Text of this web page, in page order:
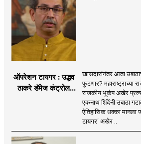
ऑपरेशन टायगर : उद्धव
ठाकरे डॅमेज कंट्रोल
शिंदेंकडे जाण्याच्या चर्चा
खासदारांनंतर आता
फुटणार? महाराष्ट्राच्या
राजकीय भूकंप अखेर
एकनाथ शिंदेंनी उबाठा
ऐतिहासिक धक्का मानला
टायगर’ अखेर ..